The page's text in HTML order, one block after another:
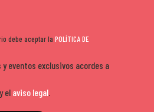
debe aceptar la POLÍTICA DE
eventos exclusivos acordes a
y el aviso legal.